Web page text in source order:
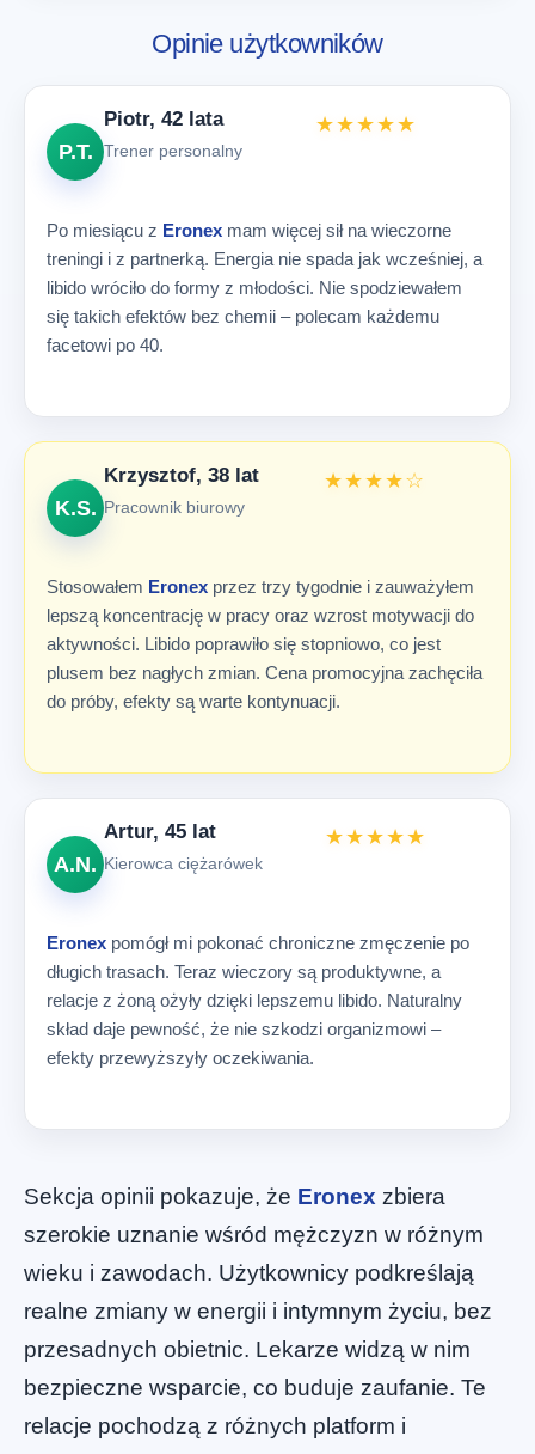
Opinie użytkowników
P.T.
Piotr, 42 lata
Trener personalny
★★★★★
Po miesiącu z Eronex mam więcej sił na wieczorne
treningi i z partnerką. Energia nie spada jak wcześniej, a
libido wróciło do formy z młodości. Nie spodziewałem
się takich efektów bez chemii – polecam każdemu
facetowi po 40.
K.S.
Krzysztof, 38 lat
Pracownik biurowy
★★★★☆
Stosowałem Eronex przez trzy tygodnie i zauważyłem
lepszą koncentrację w pracy oraz wzrost motywacji do
aktywności. Libido poprawiło się stopniowo, co jest
plusem bez nagłych zmian. Cena promocyjna zachęciła
do próby, efekty są warte kontynuacji.
A.N.
Artur, 45 lat
Kierowca ciężarówek
★★★★★
Eronex pomógł mi pokonać chroniczne zmęczenie po
długich trasach. Teraz wieczory są produktywne, a
relacje z żoną ożyły dzięki lepszemu libido. Naturalny
skład daje pewność, że nie szkodzi organizmowi –
efekty przewyższyły oczekiwania.
Sekcja opinii pokazuje, że Eronex zbiera
szerokie uznanie wśród mężczyzn w różnym
wieku i zawodach. Użytkownicy podkreślają
realne zmiany w energii i intymnym życiu, bez
przesadnych obietnic. Lekarze widzą w nim
bezpieczne wsparcie, co buduje zaufanie. Te
relacje pochodzą z różnych platform i